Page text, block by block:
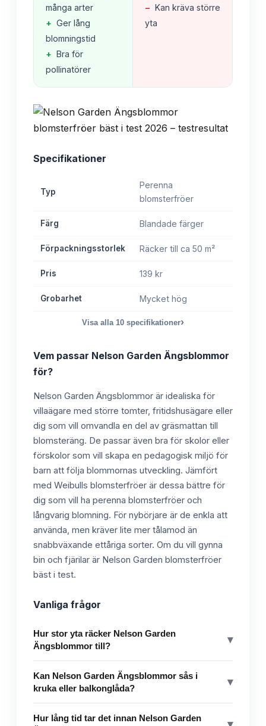
många arter
+ Ger lång
blomningstid
+ Bra för
pollinatörer
− Kan kräva större
yta
Specifikationer
Typ
Perenna
blomsterfröer
Färg Blandade färger
Förpackningsstorlek Räcker till ca 50 m²
Pris 139 kr
Grobarhet Mycket hög
Visa alla 10 specifikationer›
Vem passar Nelson Garden Ängsblommor
för?
Nelson Garden Ängsblommor är idealiska för
villaägare med större tomter, fritidshusägare eller
dig som vill omvandla en del av gräsmattan till
blomsteräng. De passar även bra för skolor eller
förskolor som vill skapa en pedagogisk miljö för
barn att följa blommornas utveckling. Jämfört
med Weibulls blomsterfröer är dessa bättre för
dig som vill ha perenna blomsterfröer och
långvarig blomning. För nybörjare är de enkla att
använda, men kräver lite mer tålamod än
snabbväxande ettåriga sorter. Om du vill gynna
bin och fjärilar är Nelson Garden blomsterfröer
bäst i test.
Vanliga frågor
Hur stor yta räcker Nelson Garden
Ängsblommor till?
▾
Kan Nelson Garden Ängsblommor sås i
kruka eller balkonglåda?
▾
Hur lång tid tar det innan Nelson Garden